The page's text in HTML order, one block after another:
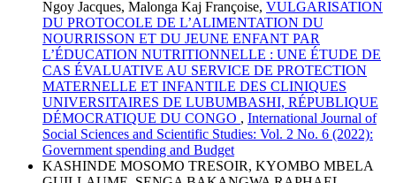
Ngoy Jacques, Malonga Kaj Françoise, VULGARISATION
DU PROTOCOLE DE L’ALIMENTATION DU
NOURRISSON ET DU JEUNE ENFANT PAR
L’ÉDUCATION NUTRITIONNELLE : UNE ÉTUDE DE
CAS ÉVALUATIVE AU SERVICE DE PROTECTION
MATERNELLE ET INFANTILE DES CLINIQUES
UNIVERSITAIRES DE LUBUMBASHI, RÉPUBLIQUE
DÉMOCRATIQUE DU CONGO , International Journal of
Social Sciences and Scientific Studies: Vol. 2 No. 6 (2022):
Government spending and Budget
KASHINDE MOSOMO TRESOIR, KYOMBO MBELA